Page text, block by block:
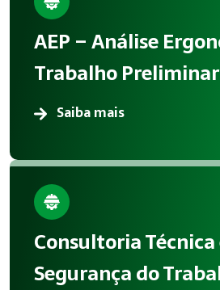
AEP – Análise
Trabalho Preliminar
Saiba mais
Consultoria
Segurança do